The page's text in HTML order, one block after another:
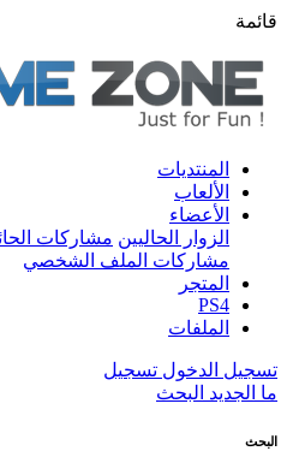
قائمة
المنتديات
الألعاب
الأعضاء
الزوار الحاليين مشاركات
مشاركات الملف الشخصي
المتجر
PS4
الملفات
تسجيل الدخول تسجيل
ما الجديد البحث
البحث